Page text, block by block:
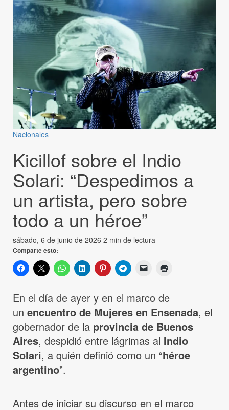
Nacionales
Kicillof sobre el Indio
Solari: “Despedimos a
un artista, pero sobre
todo a un héroe”
sábado, 6 de junio de 2026 2 min de lectura
Comparte esto:
En el día de ayer y en el marco de
un encuentro de Mujeres en Ensenada, el
gobernador de la provincia de Buenos
Aires, despidió entre lágrimas al Indio
Solari, a quién definió como un “héroe
argentino”.
Antes de iniciar su discurso en el marco